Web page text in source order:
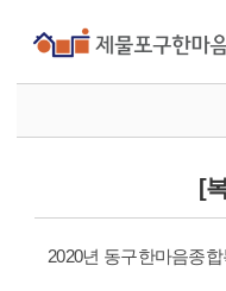
기관안내
[
2020년 동구한마음종